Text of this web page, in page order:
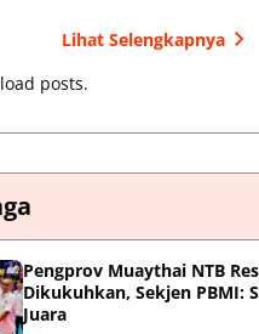
Lihat Selengkapnya
posts.
Pengprov Muaythai NTB
Dikukuhkan, Sekjen PBMI:
Juara